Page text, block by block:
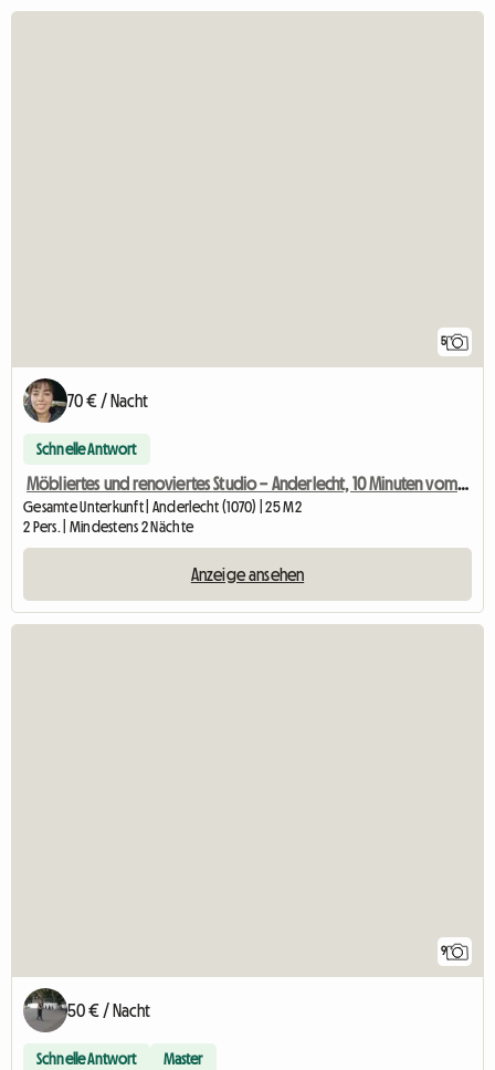
5
70 € / Nacht
Schnelle Antwort
Möbliertes und renoviertes Studio – Anderlecht, 10 Minuten vom Stadtzentrum entfernt
Gesamte Unterkunft | Anderlecht (1070) | 25 M2
2 Pers. | Mindestens 2 Nächte
Anzeige ansehen
9
50 € / Nacht
Schnelle Antwort Master